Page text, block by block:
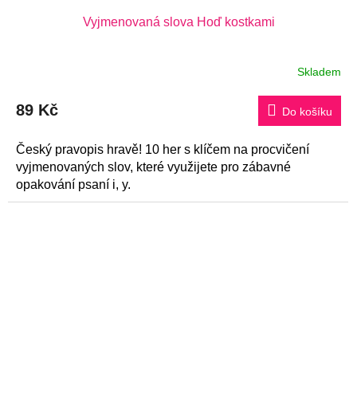
Vyjmenovaná slova Hoď kostkami
je
5
hvězdiček.
Skladem
89 Kč Do košíku
Český pravopis hravě! 10 her s klíčem na procvičení
vyjmenovaných slov, které využijete pro zábavné
opakování psaní i, y.